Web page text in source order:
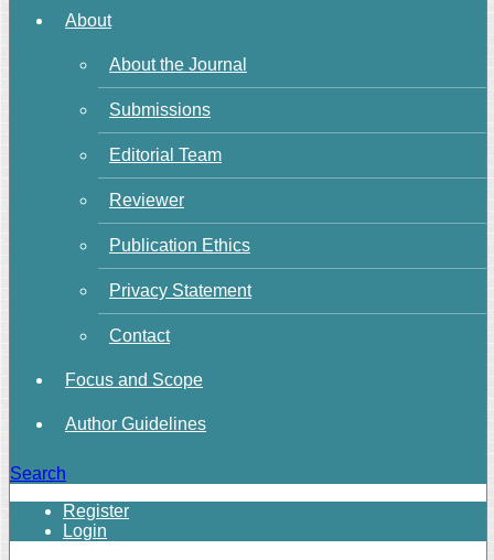
About
About the Journal
Submissions
Editorial Team
Reviewer
Publication Ethics
Privacy Statement
Contact
Focus and Scope
Author Guidelines
Search
Register
Login